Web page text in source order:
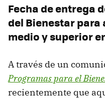
Fecha de entrega
del Bienestar para
medio y superior
A través de un
Programas para el
recientemente que